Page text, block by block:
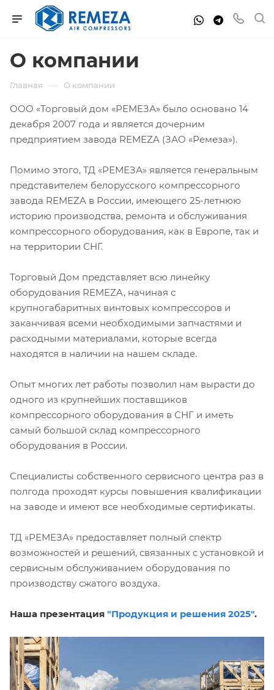
О компании
Главная — О компании
ООО «Торговый дом «РЕМЕЗА» было основано 14
декабря 2007 года и является дочерним
предприятием завода REMEZA (ЗАО «Ремеза»).
Помимо этого, ТД «РЕМЕЗА» является генеральным
представителем белорусского компрессорного
завода REMEZA в России, имеющего 25-летнюю
историю производства, ремонта и обслуживания
компрессорного оборудования, как в Европе, так и
на территории СНГ.
Торговый Дом представляет всю линейку
оборудования REMEZA, начиная с
крупногабаритных винтовых компрессоров и
заканчивая всеми необходимыми запчастями и
расходными материалами, которые всегда
находятся в наличии на нашем складе.
Опыт многих лет работы позволил нам вырасти до
одного из крупнейших поставщиков
компрессорного оборудования в СНГ и иметь
самый большой склад компрессорного
оборудования в России.
Специалисты собственного сервисного центра раз в
полгода проходят курсы повышения квалификации
на заводе и имеют все необходимые сертификаты.
ТД «РЕМЕЗА» предоставляет полный спектр
возможностей и решений, связанных с установкой и
сервисным обслуживанием оборудования по
производству сжатого воздуха.
Наша презентация "Продукция и решения 2025".